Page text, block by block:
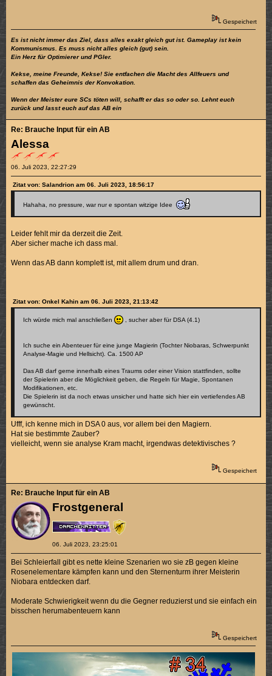
Gespeichert
Es ist nicht immer das Ziel, dass alles exakt gleich gut ist. Gameplay ist kein
Kommunismus. Es muss nicht alles gleich (gut) sein.
Ein Herz für Optimierer und PGler.
Kekse, meine Freunde, Kekse! Sie entfachen die Macht des Allfeuers und
schaffen das Geheimnis der Konvokation.
Wenn der Meister eure SCs töten will, schafft er das so oder so. Lehnt euch
zurück und lasst euch auf das AB ein
Alessa
06. Juli 2023, 22:27:29
Re: Brauche Input für ein AB
Zitat von: Salandrion am 06. Juli 2023, 18:56:17
Hahaha, no pressure, war nur e spontan witzige Idee
Leider fehlt mir da derzeit die Zeit.
Aber sicher mache ich dass mal.
Wenn das AB dann komplett ist, mit allem drum und dran.
Zitat von: Onkel Kahin am 06. Juli 2023, 21:13:42
Ich würde mich mal anschließen , sucher aber für DSA (4.1)
Ich suche ein Abenteuer für eine junge Magierin (Tochter Niobaras, Schwerpunkt
Analyse-Magie und Hellsicht). Ca. 1500 AP
Das AB darf gerne innerhalb eines Traums oder einer Vision stattfinden, sollte
der Spielerin aber die Möglichkeit geben, die Regeln für Magie, Spontanen
Modifikationen, etc.
Die Spielerin ist da noch etwas unsicher und hatte sich hier ein vertiefendes AB
gewünscht.
Ufff, ich kenne mich in DSA 0 aus, vor allem bei den Magiern.
Hat sie bestimmte Zauber?
vielleicht, wenn sie analyse Kram macht, irgendwas detektivisches ?
Gespeichert
Frostgeneral
06. Juli 2023, 23:25:01
Re: Brauche Input für ein AB
Bei Schleierfall gibt es nette kleine Szenarien wo sie zB gegen kleine
Rosenelementare kämpfen kann und den Sternenturm ihrer Meisterin
Niobara entdecken darf.
Moderate Schwierigkeit wenn du die Gegner reduzierst und sie einfach ein
bisschen herumabenteuern kann
Gespeichert